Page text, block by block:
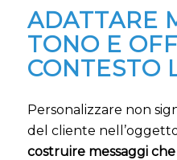
ADATTARE
TONO E
CONTESTO
Personalizzare non
del cliente
costruire messaggi